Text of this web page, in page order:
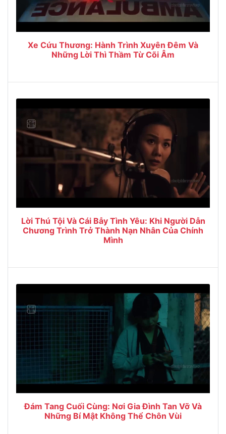
Xe Cứu Thương: Hành Trình Xuyên Đêm Và
Những Lời Thì Thầm Từ Cõi Âm
Lời Thú Tội Và Cái Bẫy Tình Yêu: Khi Người Dẫn
Chương Trình Trở Thành Nạn Nhân Của Chính
Mình
Đám Tang Cuối Cùng: Nơi Gia Đình Tan Vỡ Và
Những Bí Mật Không Thể Chôn Vùi